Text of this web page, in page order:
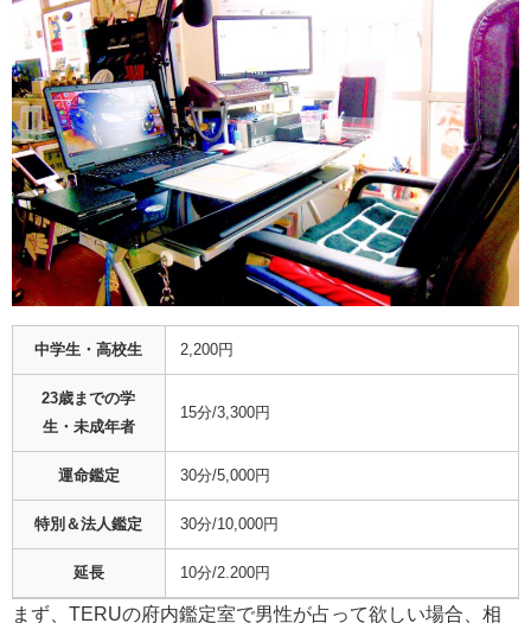
中学生・高校生 2,200円
23歳までの学
生・未成年者
15分/3,300円
運命鑑定 30分/5,000円
特別＆法人鑑定 30分/10,000円
延長 10分/2.200円
まず、TERUの府内鑑定室で男性が占って欲しい場合、相